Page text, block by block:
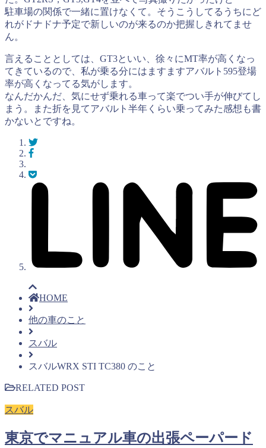
駐車場の関係で一緒に置けなくて。そうこうしてるうちにど
れがドナドナ予定で新しいのが来るのか把握しきれてませ
ん。
言えることとしては、GT3といい、徐々にMT率が高くなっ
てきているので、私が乗る分にはますますアバルト595登場
率が高くなってる気がします。
なんだかんだ、気にせず乗れる車って楽でつい手が伸びてし
まう。また折を見てアバルト半年くらい乗ってみた感想も書
かないとですね。
HOME
他の車のこと
スバル
スバルWRX STI TC380 のこと
RELATED POST
スバル
東京でマニュアル車の出張ペーパード